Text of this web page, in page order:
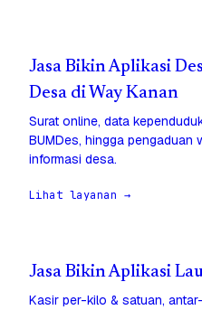
Jasa Bikin Aplikasi
Desa di Way Kanan
Surat online, data
BUMDes, hingga
informasi desa.
Lihat layanan →
Jasa Bikin Aplikasi
Kasir per-kilo & satuan,